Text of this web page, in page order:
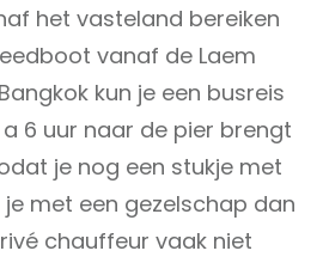
het vasteland bereiken
vanaf de Laem
kun je een busreis
6 uur naar de pier brengt
je nog een stukje met
je met een gezelschap dan
chauffeur vaak niet